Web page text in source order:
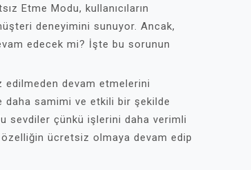
Etme Modu, kullanıcıların
deneyimini sunuyor. Ancak,
edecek mi? İşte bu sorunun
edilmeden devam etmelerini
daha samimi ve etkili bir şekilde
sevdiler çünkü işlerini daha verimli
ücretsiz olmaya devam edip